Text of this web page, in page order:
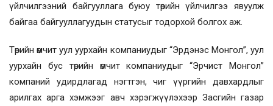
үйлчилгээний байгууллага буюу төрийн үйлчилгээ явуулж
байгаа байгууллагуудын статусыг тодорхой болгох аж.
Төрийн өмчит уул уурхайн компаниудыг “Эрдэнэс Монгол”, уул
уурхайн бус төрийн өмчит компаниудыг “Эрчист Монгол”
компаний удирдлагад нэгтгэн, чиг үүргийн давхардлыг
арилгах арга хэмжээг авч хэрэгжүүлэхээр Засгийн газар